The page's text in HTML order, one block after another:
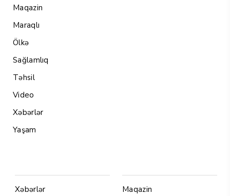
Maqazin
Maraqlı
Ölkə
Sağlamlıq
Təhsil
Video
Xəbərlər
Yaşam
Xəbərlər
Maqazin